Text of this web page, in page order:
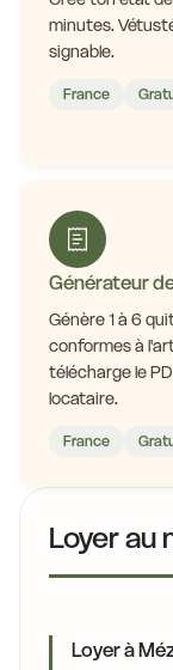
minutes.
signable.
France
Générateur
Génère 1 à 6
conformes à
télécharge le
locataire.
France
Loyer au
Loyer à